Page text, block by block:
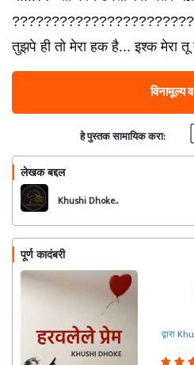
तुझपे ही तो मेरा हक है... इश्क मेरा
विनामूल्य
हे पुस्तक सामायिक करा:
लेखक बद्दल
Khushi Dhoke..️️️
पूर्ण कादंबरी
द्वारा